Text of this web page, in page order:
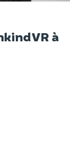
VR à